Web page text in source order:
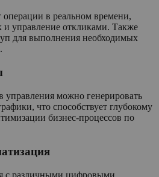
в реальном времени,
и управление откликами. Также
для выполнения необходимых
можно генерировать
что способствует глубокому
бизнес-процессов по
с различными цифровыми